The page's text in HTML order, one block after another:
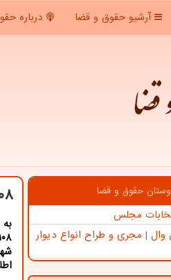
آرشیو حقوق و قضا درباره
حقوق و قضا
مجلس
وال | مجری و طراح انواع دیوار
۱۰۸ مورد تذكر دستگاه قضا در